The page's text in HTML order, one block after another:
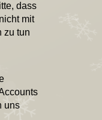
dass
mit
zu tun
uns